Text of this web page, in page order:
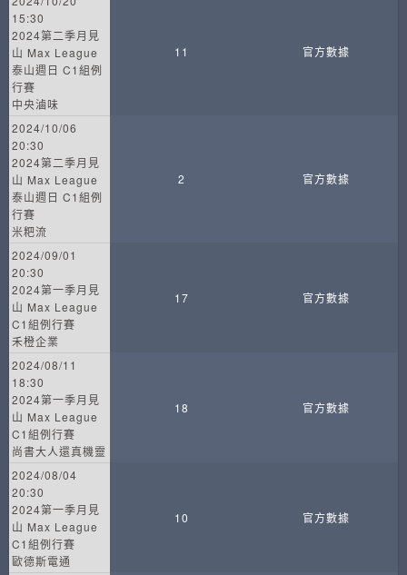
15:30
2024第二季月見
山 Max League
泰山週日 C1組例
行賽
中央滷味
11 官方數據
2024/10/06
20:30
2024第二季月見
山 Max League
泰山週日 C1組例
行賽
米粑流
2 官方數據
2024/09/01
20:30
2024第一季月見
山 Max League
C1組例行賽
禾橙企業
17 官方數據
2024/08/11
18:30
2024第一季月見
山 Max League
C1組例行賽
尚書大人還真機靈
18 官方數據
2024/08/04
20:30
2024第一季月見
山 Max League
C1組例行賽
歐德斯電通
10 官方數據